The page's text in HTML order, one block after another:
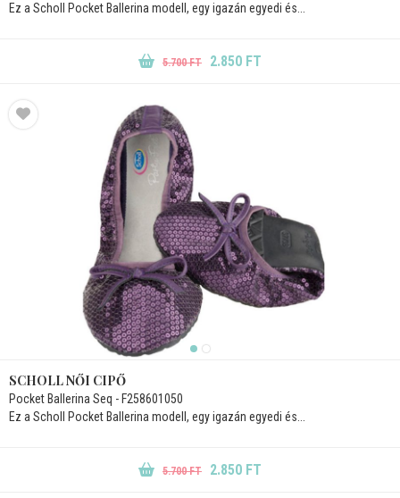
Ez a Scholl Pocket Ballerina modell, egy igazán egyedi és...
5.700 FT 2.850 FT
SCHOLL NŐI CIPŐ
Pocket Ballerina Seq - F258601050
Ez a Scholl Pocket Ballerina modell, egy igazán egyedi és...
5.700 FT 2.850 FT